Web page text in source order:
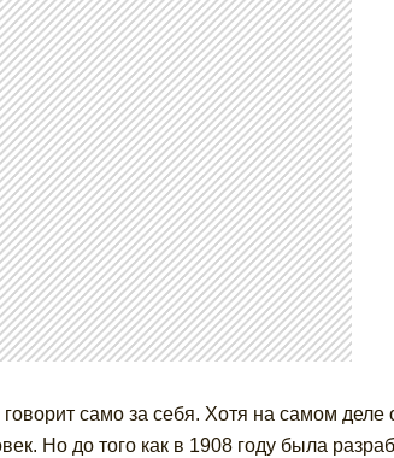
само за себя. Хотя на самом деле
Но до того как в 1908 году была